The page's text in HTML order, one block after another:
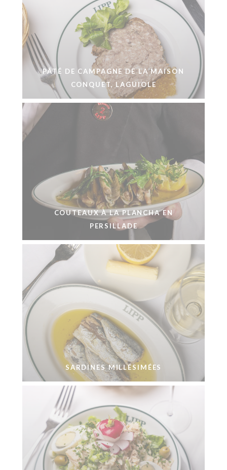
PÂTÉ DE CAMPAGNE DE LA MAISON
CONQUET, LAGUIOLE
COUTEAUX À LA PLANCHA EN
PERSILLADE
SARDINES MILLÉSIMÉES